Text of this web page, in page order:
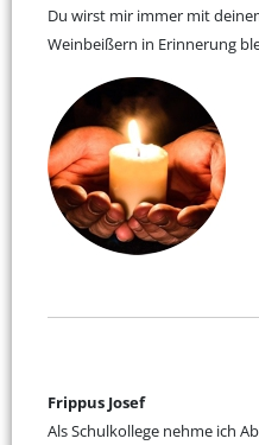
Du wirst mir immer mit
Weinbeißern in Erinnerung
Frippus Josef
Als Schulkollege nehme ich